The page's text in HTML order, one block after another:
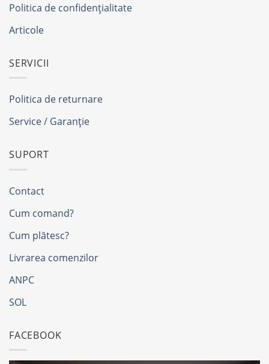
Politica de confidențialitate
Articole
SERVICII
Politica de returnare
Service / Garanție
SUPORT
Contact
Cum comand?
Cum plătesc?
Livrarea comenzilor
ANPC
SOL
FACEBOOK